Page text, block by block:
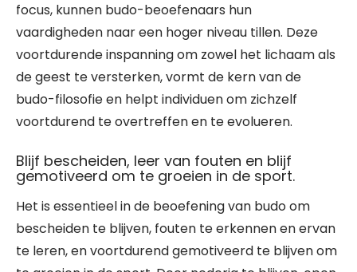
focus, kunnen budo-beoefenaars hun
vaardigheden naar een hoger niveau tillen. Deze
voortdurende inspanning om zowel het lichaam als
de geest te versterken, vormt de kern van de
budo-filosofie en helpt individuen om zichzelf
voortdurend te overtreffen en te evolueren.
Blijf bescheiden, leer van fouten en blijf
gemotiveerd om te groeien in de sport.
Het is essentieel in de beoefening van budo om
bescheiden te blijven, fouten te erkennen en ervan
te leren, en voortdurend gemotiveerd te blijven om